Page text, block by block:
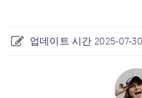
업데이트 시간 2025-07-